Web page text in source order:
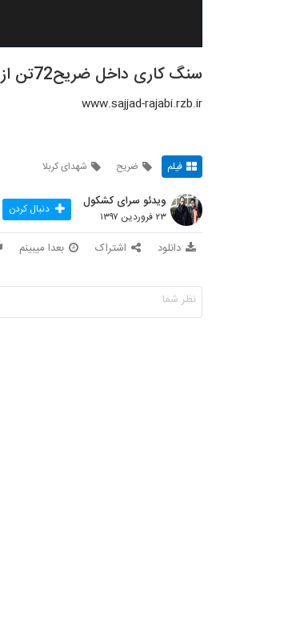
سنگ کاری داخل ضریح72تن از شهدای کربلا(شروع عملیات)
www.sajjad-rajabi.rzb.ir
فیلم ضریح شهدای کربلا
ویدئو سرای کشکول
۲۳ فروردین ۱۳۹۷ دنبال کردن
دانلود اشتراک بعدا میبینم